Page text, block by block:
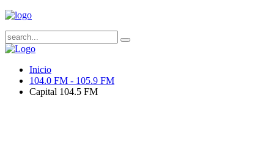
Inicio
104.0 FM - 105.9 FM
Capital 104.5 FM